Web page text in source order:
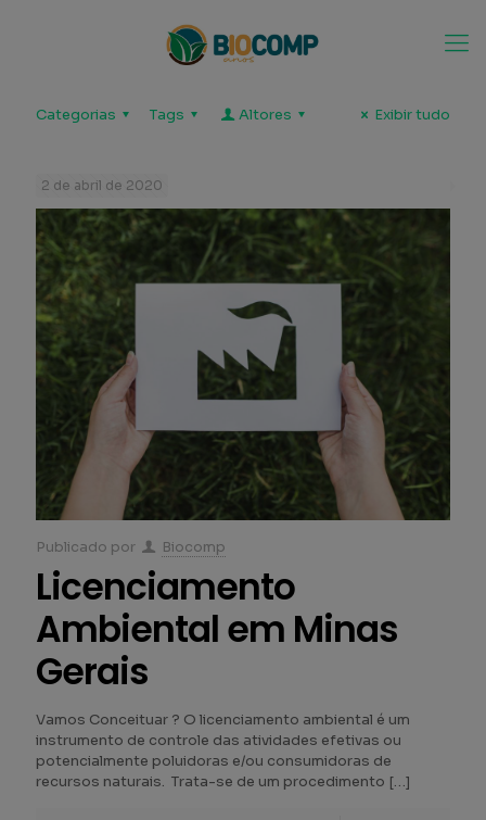
Categorias Tags Altores Exibir tudo
2 de abril de 2020
Publicado por Biocomp
Licenciamento
Ambiental em Minas
Gerais
Vamos Conceituar ? O licenciamento ambiental é um
instrumento de controle das atividades efetivas ou
potencialmente poluidoras e/ou consumidoras de
recursos naturais. Trata-se de um procedimento […]